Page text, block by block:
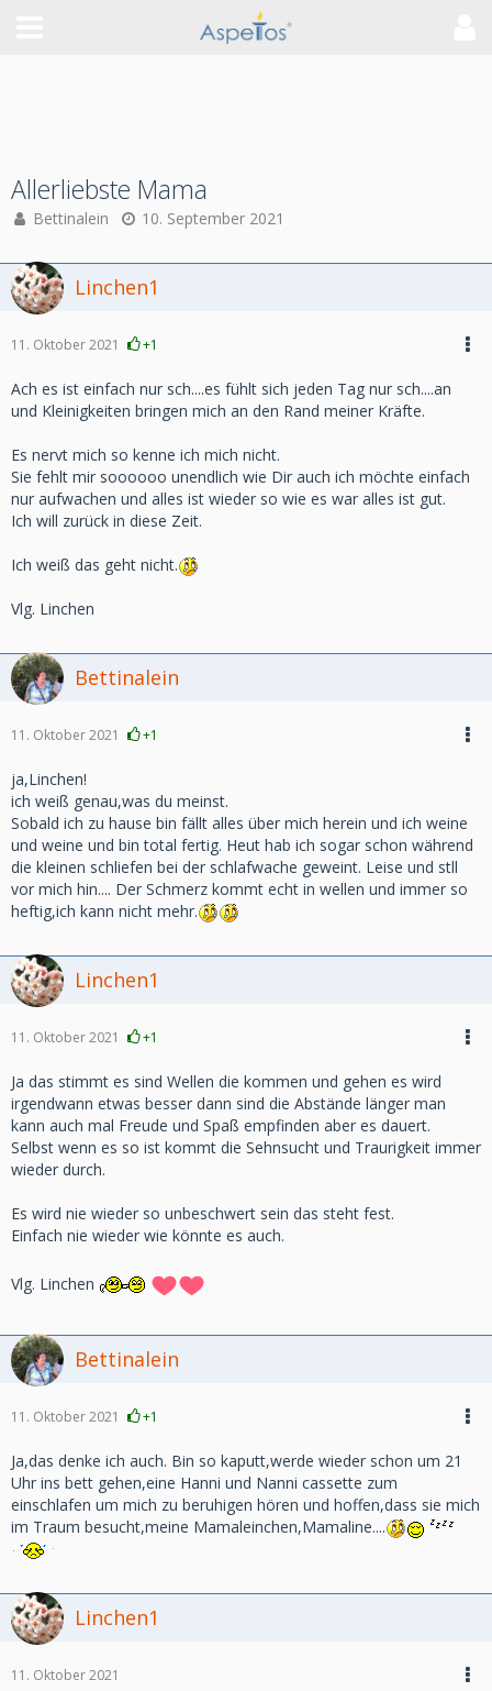
Allerliebste Mama
Bettinalein 10. September 2021
Linchen1
11. Oktober 2021 +1
Ach es ist einfach nur sch....es fühlt sich jeden Tag nur sch....an
und Kleinigkeiten bringen mich an den Rand meiner Kräfte.
Es nervt mich so kenne ich mich nicht.
Sie fehlt mir soooooo unendlich wie Dir auch ich möchte einfach
nur aufwachen und alles ist wieder so wie es war alles ist gut.
Ich will zurück in diese Zeit.
Ich weiß das geht nicht.
Vlg. Linchen
Bettinalein
11. Oktober 2021 +1
ja,Linchen!
ich weiß genau,was du meinst.
Sobald ich zu hause bin fällt alles über mich herein und ich weine
und weine und bin total fertig. Heut hab ich sogar schon während
die kleinen schliefen bei der schlafwache geweint. Leise und stll
vor mich hin.... Der Schmerz kommt echt in wellen und immer so
heftig,ich kann nicht mehr.
Linchen1
11. Oktober 2021 +1
Ja das stimmt es sind Wellen die kommen und gehen es wird
irgendwann etwas besser dann sind die Abstände länger man
kann auch mal Freude und Spaß empfinden aber es dauert.
Selbst wenn es so ist kommt die Sehnsucht und Traurigkeit immer
wieder durch.
Es wird nie wieder so unbeschwert sein das steht fest.
Einfach nie wieder wie könnte es auch.
Vlg. Linchen
Bettinalein
11. Oktober 2021 +1
Ja,das denke ich auch. Bin so kaputt,werde wieder schon um 21
Uhr ins bett gehen,eine Hanni und Nanni cassette zum
einschlafen um mich zu beruhigen hören und hoffen,dass sie mich
im Traum besucht,meine Mamaleinchen,Mamaline....
Linchen1
11. Oktober 2021